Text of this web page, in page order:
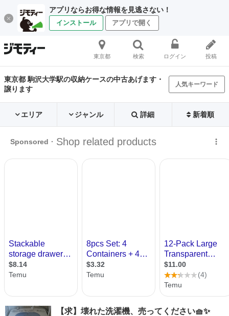
アプリならお得な情報を見逃さない！
インストール アプリで開く
東京都 検索 ログイン 投稿
東京都 駒沢大学駅の収納ケースの中古あげます・
譲ります
人気キーワード
エリア ジャンル 詳細 新着順
【求】壊れた洗濯機、売ってください🧺✨